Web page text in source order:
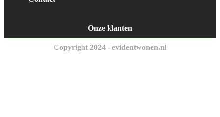
Onze klanten
Copyright 2024 - evidentwonen.nl